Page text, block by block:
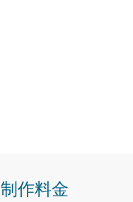
制作料金